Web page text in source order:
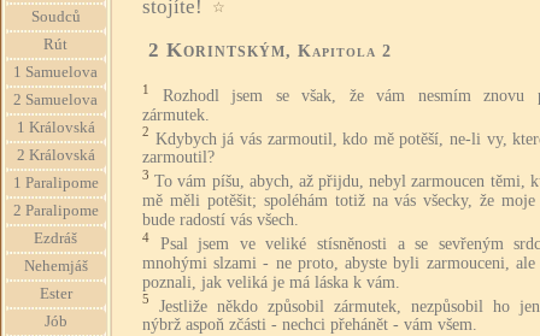
Soudců
Rút
1 Samuelova
2 Samuelova
1 Královská
2 Královská
1 Paralipome
2 Paralipome
Ezdráš
Nehemjáš
Ester
Jób
stojíte!
☆
2 Korintským, Kapitola 2
1
Rozhodl jsem se však, že vám nesmím znovu
zármutek.
2 Kdybych já vás zarmoutil, kdo mě potěší, ne-li vy,
zarmoutil?
3 To vám píšu, abych, až přijdu, nebyl zarmoucen těmi,
mě měli potěšit; spoléhám totiž na vás všecky, že moje
bude radostí vás všech.
4
Psal jsem ve veliké stísněnosti a se sevřeným
mnohými slzami - ne proto, abyste byli zarmouceni, ale
poznali, jak veliká je má láska k vám.
5
Jestliže někdo způsobil zármutek, nezpůsobil ho
nýbrž aspoň zčásti - nechci přehánět - vám všem.